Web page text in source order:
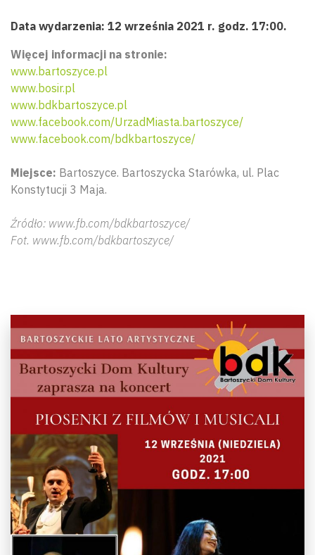
Data wydarzenia: 12 września 2021 r. godz. 17:00.
Więcej informacji na stronie:
www.bartoszyce.pl
www.bosir.pl
www.bdkbartoszyce.pl
www.facebook.com/UrzadMiasta.bartoszyce/
www.facebook.com/bdkbartoszyce/
Miejsce: Bartoszyce. Bartoszycka Starówka, ul. Plac
Konstytucji 3 Maja.
Źródło: www.fb.com/bdkbartoszyce/
Fot. www.fb.com/bdkbartoszyce/